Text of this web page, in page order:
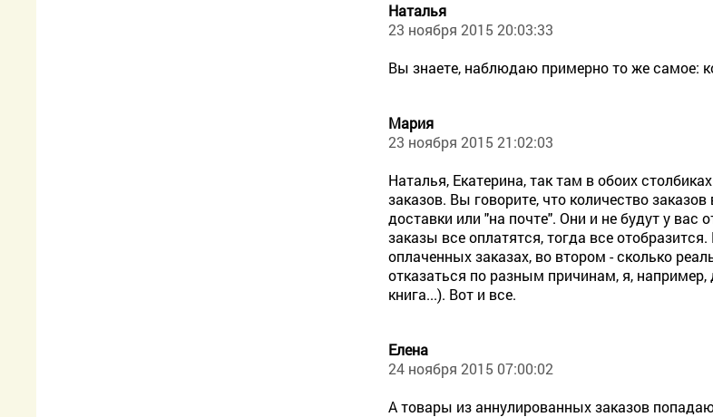
Наталья
23 ноября 2015 20:03:33
Вы знаете, наблюдаю примерно то же самое:
Мария
23 ноября 2015 21:02:03
Наталья, Екатерина, так там в обоих
заказов. Вы говорите, что количество
доставки или "на почте". Они и не будут у вас
заказы все оплатятся, тогда все
оплаченных заказах, во втором - сколько
отказаться по разным причинам, я,
книга...). Вот и все.
Елена
24 ноября 2015 07:00:02
А товары из аннулированных заказов